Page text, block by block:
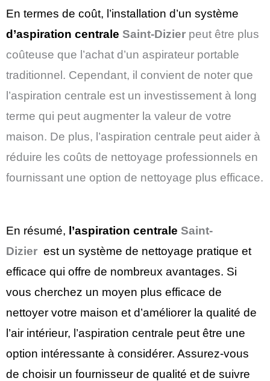
En termes de coût, l’installation d’un système
d’aspiration centrale Saint-Dizier peut être plus
coûteuse que l’achat d’un aspirateur portable
traditionnel. Cependant, il convient de noter que
l’aspiration centrale est un investissement à long
terme qui peut augmenter la valeur de votre
maison. De plus, l’aspiration centrale peut aider à
réduire les coûts de nettoyage professionnels en
fournissant une option de nettoyage plus efficace.
En résumé, l’aspiration centrale Saint-
Dizier est un système de nettoyage pratique et
efficace qui offre de nombreux avantages. Si
vous cherchez un moyen plus efficace de
nettoyer votre maison et d’améliorer la qualité de
l’air intérieur, l’aspiration centrale peut être une
option intéressante à considérer. Assurez-vous
de choisir un fournisseur de qualité et de suivre